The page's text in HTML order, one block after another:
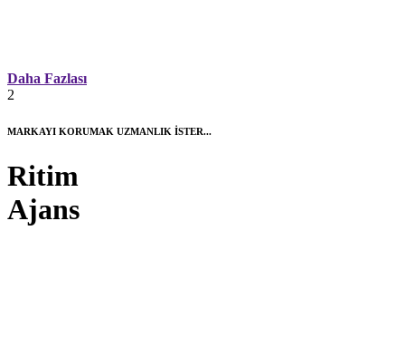
Daha Fazlası
2
MARKAYI KORUMAK UZMANLIK İSTER...
Ritim
Ajans